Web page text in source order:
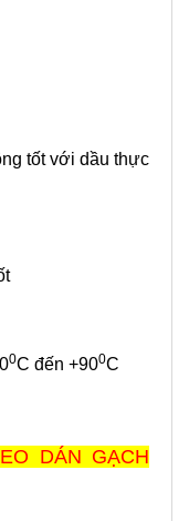
tốt với dầu thực
0C đến +900C
DÁN GẠCH